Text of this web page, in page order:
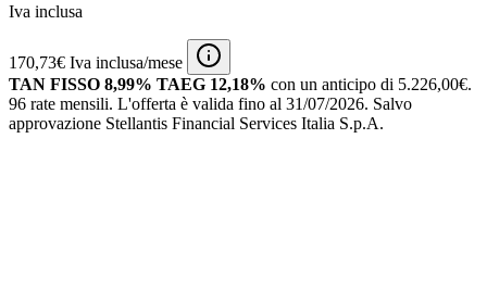
Iva inclusa
170,73€ Iva inclusa/mese
TAN FISSO 8,99% TAEG 12,18% con un anticipo di 5.226,00€.
96 rate mensili. L'offerta è valida fino al 31/07/2026. Salvo
approvazione Stellantis Financial Services Italia S.p.A.